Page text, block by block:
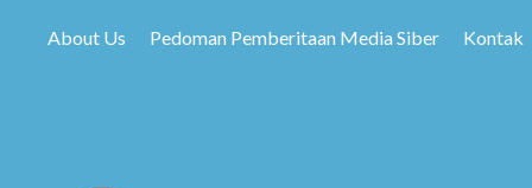
About Us Pedoman Pemberitaan Media Siber Kontak